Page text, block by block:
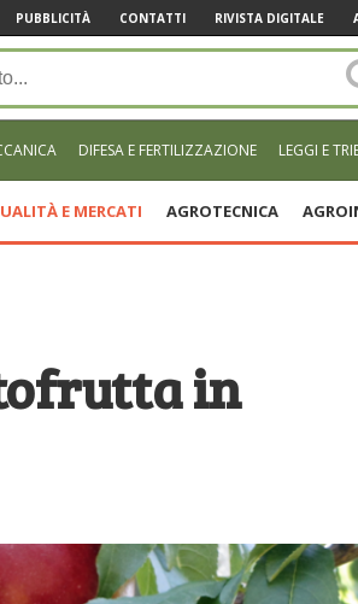
PUBBLICITÀ CONTATTI RIVISTA DIGITALE
DIFESA E FERTILIZZAZIONE LEGGI E
E MERCATI AGROTECNICA
in